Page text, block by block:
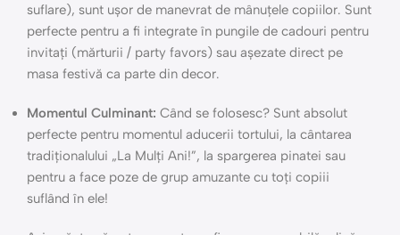
suflare), sunt ușor de manevrat de mânuțele copiilor. Sunt
perfecte pentru a fi integrate în pungile de cadouri pentru
invitați (mărturii / party favors) sau așezate direct pe
masa festivă ca parte din decor.
Momentul Culminant: Când se folosesc? Sunt absolut
perfecte pentru momentul aducerii tortului, la cântarea
tradiționalului „La Mulți Ani!”, la spargerea pinatei sau
pentru a face poze de grup amuzante cu toți copiii
suflând în ele!